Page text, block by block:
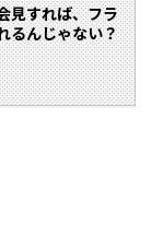
見すれば、フラ
るんじゃない？